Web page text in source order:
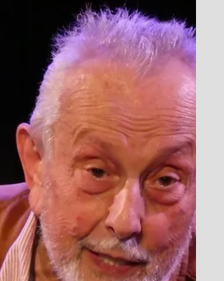
Créer pour accepter la mort
Du 22 au 29 mai 2026 (sur rendez-vous) Au
cœur de MAINS D’ŒUVRES, 1 rue Charles
GARNIER- 93400 Saint Ouen Contactez
Benoît CAVIN par mail pour réserver votre
place à l’adresse suivante :
Benoit.cavin@gmail.com Créer pour
accepter la mort : Une investigation tout
aussi zélée qu’enivrante. Artiste plasticien
ayant plusieurs cordes à son arc et un
imaginaire coloré débordant de fantaisie et
d'expressivité, Benoît Cavin vous invite ici à
découvrir l'intimité de ses tourments. Se